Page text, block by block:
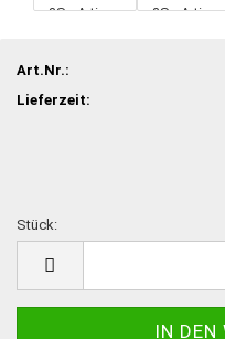
Art.Nr.:
Lieferzeit:
Stück: